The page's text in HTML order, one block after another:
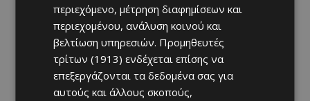
περιεχόμενο, μέτρηση διαφημίσεων και
περιεχομένου, ανάλυση κοινού και
βελτίωση υπηρεσιών. Προμηθευτές
τρίτων (1913) ενδέχεται επίσης να
επεξεργάζονται τα δεδομένα σας για
αυτούς και άλλους σκοπούς,